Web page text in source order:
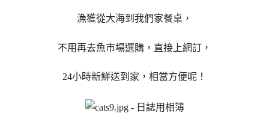
漁獲從大海到我們家餐桌，
不用再去魚市場選購，直接上網訂，
24小時新鮮送到家，相當方便呢！